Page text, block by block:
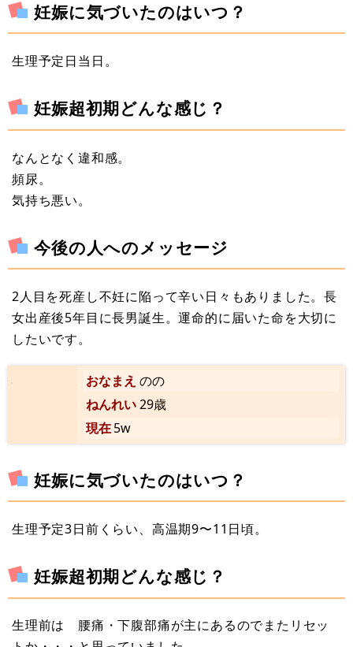
妊娠に気づいたのはいつ？
生理予定日当日。
妊娠超初期どんな感じ？
なんとなく違和感。
頻尿。
気持ち悪い。
今後の人へのメッセージ
2人目を死産し不妊に陥って辛い日々もありました。長
女出産後5年目に長男誕生。運命的に届いた命を大切に
したいです。
おなまえ のの
ねんれい29歳
現在5w
妊娠に気づいたのはいつ？
生理予定3日前くらい、高温期9〜11日頃。
妊娠超初期どんな感じ？
生理前は 腰痛・下腹部痛が主にあるのでまたリセッ